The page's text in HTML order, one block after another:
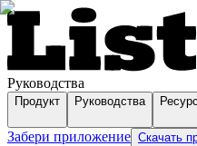
Руководства
Продукт Руководства
Забери приложение Скачать